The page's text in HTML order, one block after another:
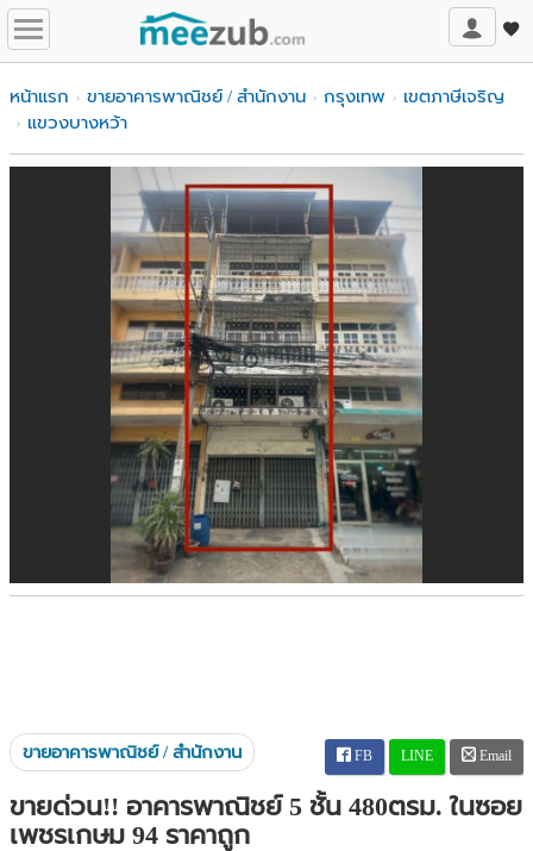
หน้าแรก ขายอาคารพาณิชย์ / สำนักงาน กรุงเทพ
เขตภาษีเจริญ
แขวงบางหว้า
ขายอาคารพาณิชย์ / สำนักงาน FB LINE Email
ขายด่วน!! อาคารพาณิชย์ 5 ชั้น 480ตรม. ในซอย
เพชรเกษม 94 ราคาถูก